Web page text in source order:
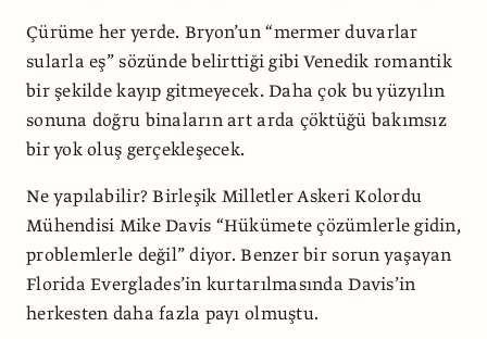
Çürüme her yerde. Bryon’un “mermer duvarlar
sularla eş” sözünde belirttiği gibi Venedik romantik
bir şekilde kayıp gitmeyecek. Daha çok bu yüzyılın
sonuna doğru binaların art arda çöktüğü bakımsız
bir yok oluş gerçekleşecek.
Ne yapılabilir? Birleşik Milletler Askeri Kolordu
Mühendisi Mike Davis “Hükümete çözümlerle gidin,
problemlerle değil” diyor. Benzer bir sorun yaşayan
Florida Everglades’in kurtarılmasında Davis’in
herkesten daha fazla payı olmuştu.